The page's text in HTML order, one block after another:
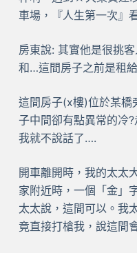
車場，『人生第一次』
房東說: 其實他是很挑
和…這間房子之前是租
這間房子(x樓)位於某橋
子中間卻有點異常的冷
我就不說話了….
開車離開時，我的太太
家附近時，一個「金」
太太說，這間可以。我
竟直接打槍我，說這間